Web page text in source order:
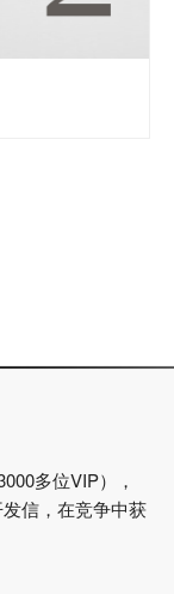
多位VIP），
信，在竞争中获